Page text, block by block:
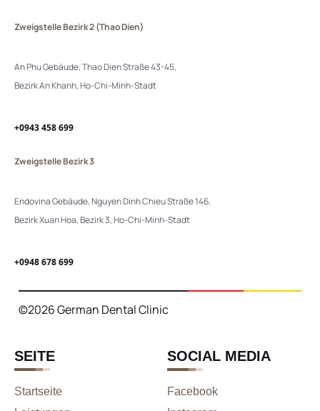
SEITE
Startseite
SOCIAL MEDIA
Facebook
Zweigstelle Bezirk 2 (Thao Dien)
An Phu Gebäude, Thao Dien Straße 43-45,
Bezirk An Khanh, Ho-Chi-Minh-Stadt
+0943 458 699
Zweigstelle Bezirk 3
Endovina Gebäude, Nguyen Dinh Chieu Straße 146,
Bezirk Xuan Hoa, Bezirk 3, Ho-Chi-Minh-Stadt
+0948 678 699
©2026 German Dental Clinic